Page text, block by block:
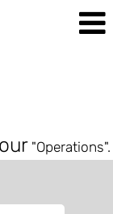
"Operations".